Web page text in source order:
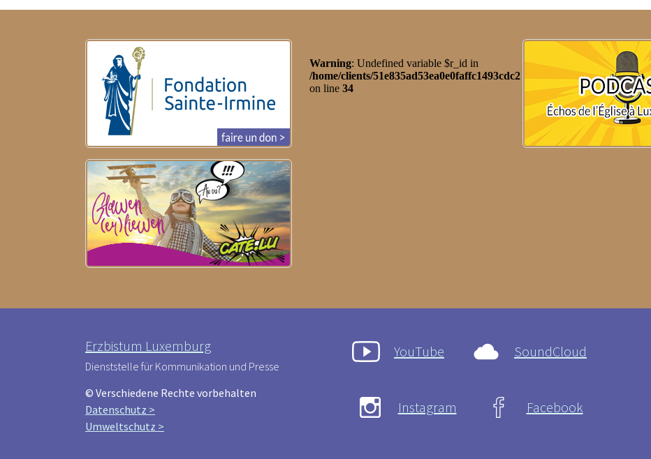
Erzbistum Luxemburg
Dienststelle für Kommunikation und Presse
© Verschiedene Rechte vorbehalten
Datenschutz >
Umweltschutz >
YouTube SoundCloud
Instagram Facebook